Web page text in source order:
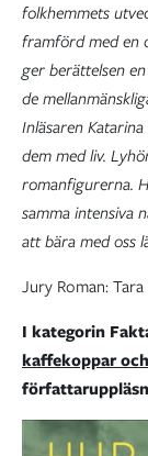
folkhemmets
framförd med en
ger berättelsen
de
Inläsaren
dem med liv.
romanfigurerna.
samma intensiva
att bära med oss
Jury Roman:
I kategorin
kaffekoppar